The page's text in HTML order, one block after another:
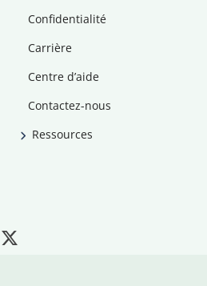
Confidentialité
Carrière
Centre d’aide
Contactez-nous
Ressources